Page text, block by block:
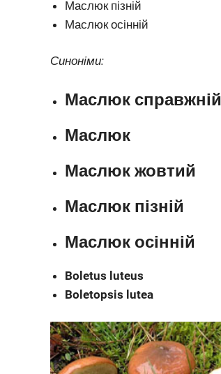
Маслюк пізній
Маслюк осінній
Синоніми:
Маслюк справжній
Маслюк
Маслюк жовтий
Маслюк пізній
Маслюк осінній
Boletus luteus
Boletopsis lutea